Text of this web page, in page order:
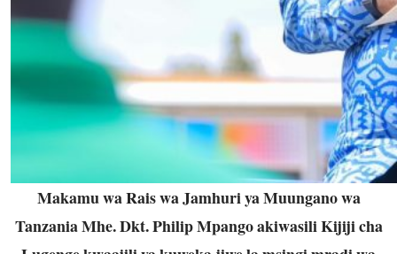
Makamu wa Rais wa Jamhuri ya Muungano wa
Tanzania Mhe. Dkt. Philip Mpango akiwasili Kijiji cha